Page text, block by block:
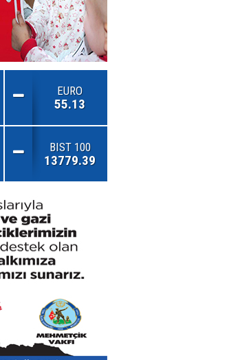
EURO
55.13
BIST 100
13779.39